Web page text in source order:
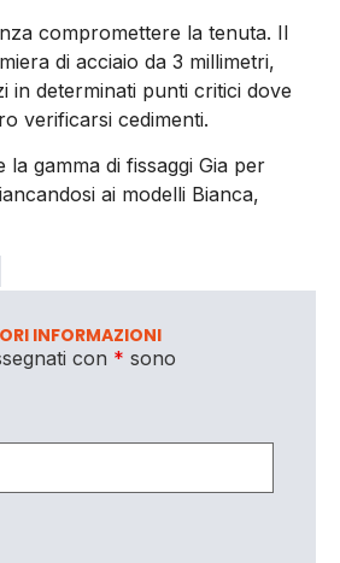
compromettere la tenuta. Il
di acciaio da 3 millimetri,
in determinati punti critici dove
verificarsi cedimenti.
gamma di fissaggi Gia per
ai modelli Bianca,
INFORMAZIONI
con * sono